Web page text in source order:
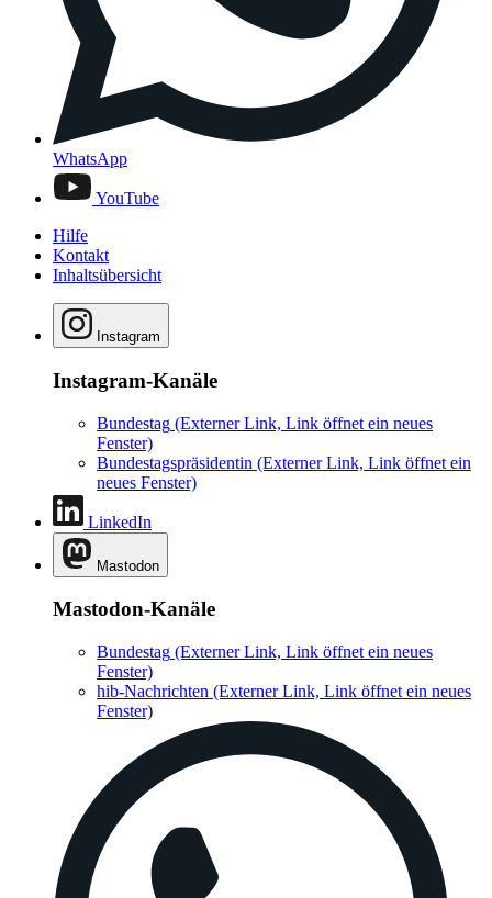
WhatsApp
YouTube
Hilfe
Kontakt
Inhaltsübersicht
Instagram
Instagram-Kanäle
Bundestag (Externer Link, Link öffnet ein neues
Fenster)
Bundestagspräsidentin (Externer Link, Link öffnet ein
neues Fenster)
LinkedIn
Mastodon
Mastodon-Kanäle
Bundestag (Externer Link, Link öffnet ein neues
Fenster)
hib-Nachrichten (Externer Link, Link öffnet ein neues
Fenster)